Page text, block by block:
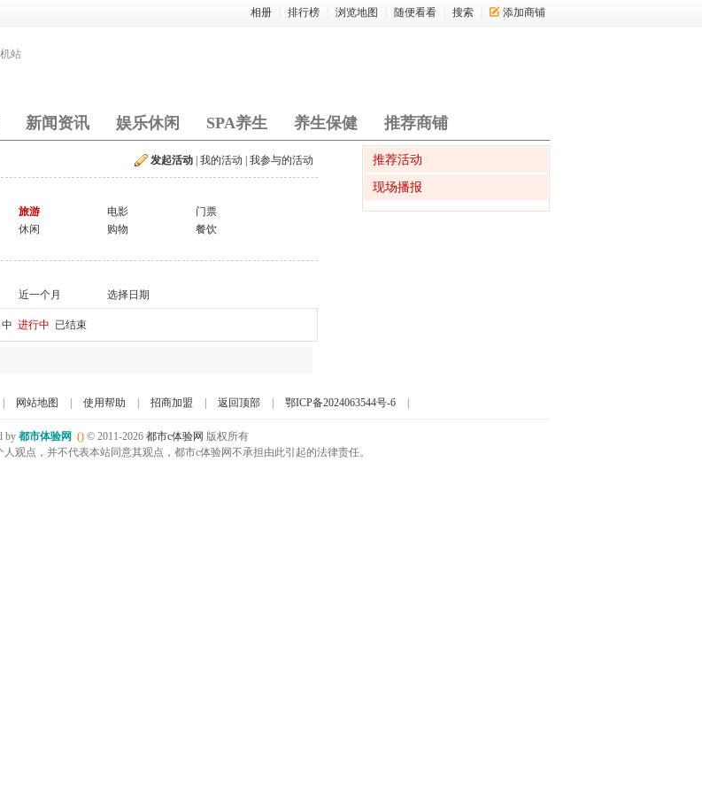
相册 排行榜 浏览地图 随便看看 搜索 添加商铺
站
新闻资讯 娱乐休闲 SPA养生 养生保健 推荐商铺
发起活动 我的活动 我参与的活动
旅游 电影
门票
休闲 购物
餐饮
近一个月 选择日期
进行中 已结束
推荐活动
现场播报
网站地图 使用帮助 招商加盟 返回顶部 鄂ICP备2024063544号-6
by 都市体验网 () © 2011-2026 都市c体验网 版权所有
观点，并不代表本站同意其观点，都市c体验网不承担由此引起的法律责任。